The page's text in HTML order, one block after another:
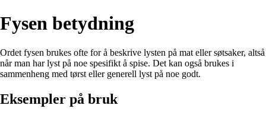
Fysen betydning
Ordet fysen brukes ofte for å beskrive lysten på mat eller søtsaker, altså
når man har lyst på noe spesifikt å spise. Det kan også brukes i
sammenheng med tørst eller generell lyst på noe godt.
Eksempler på bruk